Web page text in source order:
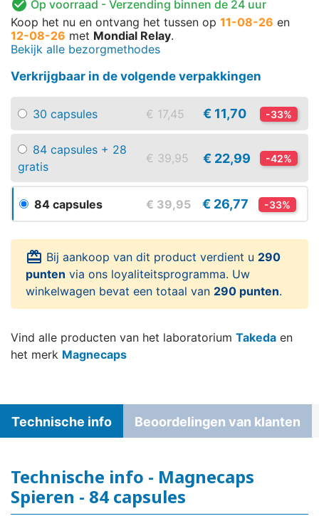
 Op voorraad - Verzending binnen de 24 uur
Koop het nu en ontvang het tussen op 11-08-26 en
12-08-26 met Mondial Relay.
Bekijk alle bezorgmethodes
Verkrijgbaar in de volgende verpakkingen
30 capsules € 17,45 € 11,70 -33%
84 capsules + 28
gratis
€ 39,95 € 22,99 -42%
84 capsules € 39,95 € 26,77 -33%
card_giftcard Bij aankoop van dit product verdient u 290
punten via ons loyaliteitsprogramma. Uw
winkelwagen bevat een totaal van 290 punten.
Vind alle producten van het laboratorium Takeda en
het merk Magnecaps
Technische info Beoordelingen van klanten
Technische info - Magnecaps
Spieren - 84 capsules